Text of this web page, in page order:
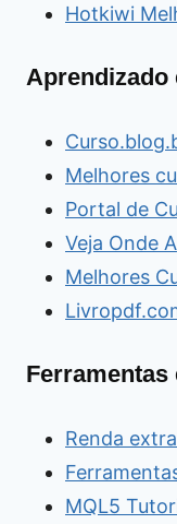
Hotkiwi
Aprendizado
Melhores
Portal de
Veja Onde
Melhores
Ferramentas
Renda
MQL5